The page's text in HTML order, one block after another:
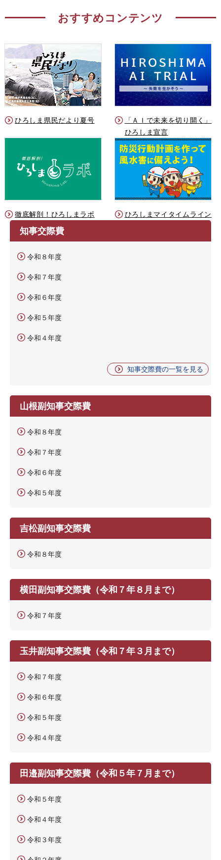
おすすめコンテンツ
ひろしま県民だより夏号
「ＡＩで未来を切り開く」
ひろしま宣言
徹底解剖！ひろしまラボ ひろしまマイタイムライン
知事交際費
令和８年度
令和７年度
令和６年度
令和５年度
令和４年度
知事交際費の一覧を見る
山根副知事交際費
令和８年度
令和７年度
令和６年度
令和５年度
吉松副知事交際費
令和８年度
横田副知事交際費（令和７年８月まで）
令和７年度
玉井副知事交際費（令和７年３月まで）
令和７年度
令和６年度
令和５年度
令和４年度
田邉副知事交際費（令和５年７月まで）
令和５年度
令和４年度
令和３年度